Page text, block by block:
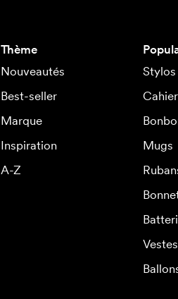
Thème
Nouveautés
Best-seller
Marque
Inspiration
A-Z
Stylos
Mugs
Vestes